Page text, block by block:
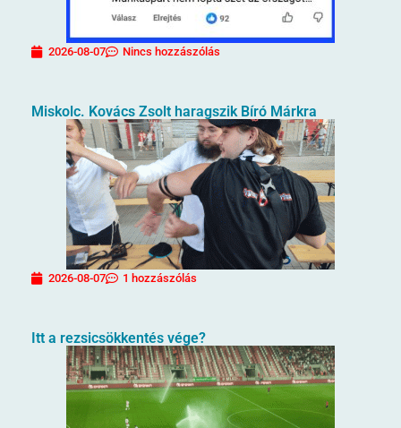
2026-08-07 Nincs hozzászólás
Miskolc. Kovács Zsolt haragszik Bíró Márkra
2026-08-07 1 hozzászólás
Itt a rezsicsökkentés vége?